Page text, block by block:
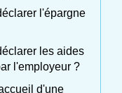
l'épargne
les aides
l'employeur ?
d'une